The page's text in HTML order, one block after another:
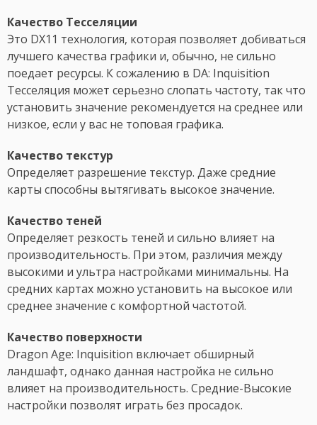
Качество Тесселяции
Это DX11 технология, которая позволяет добиваться
лучшего качества графики и, обычно, не сильно
поедает ресурсы. К сожалению в DA: Inquisition
Тесселяция может серьезно слопать частоту, так что
установить значение рекомендуется на среднее или
низкое, если у вас не топовая графика.
Качество текстур
Определяет разрешение текстур. Даже средние
карты способны вытягивать высокое значение.
Качество теней
Определяет резкость теней и сильно влияет на
производительность. При этом, различия между
высокими и ультра настройками минимальны. На
средних картах можно установить на высокое или
среднее значение с комфортной частотой.
Качество поверхности
Dragon Age: Inquisition включает обширный
ландшафт, однако данная настройка не сильно
влияет на производительность. Средние-Высокие
настройки позволят играть без просадок.